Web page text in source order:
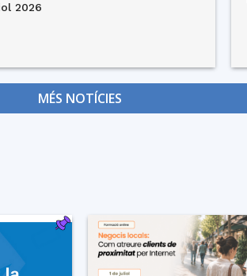
2026
MÉS NOTÍCIES